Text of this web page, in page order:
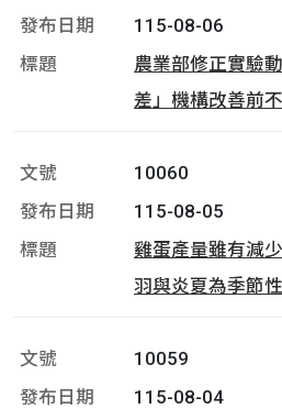
115-08-06
農業部修正實驗
差」機構改善前
10060
115-08-05
雞蛋產量雖有減
羽與炎夏為季節
10059
115-08-04